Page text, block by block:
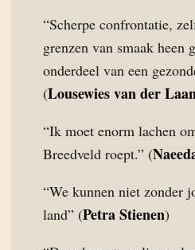
“Scherpe confrontatie,
grenzen van smaak heen
onderdeel van een
(Lousewies van der
“Ik moet enorm lachen
Breedveld roept.” (
“We kunnen niet zonder
land” (Petra Stienen)